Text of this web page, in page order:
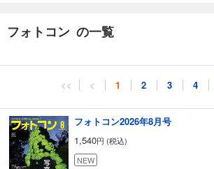
フォトコンG
186 「海外日記」 中原良友
010 風の写心気「徒（かち）」 立木義浩
028 瞬「喜友名諒」 水谷章人
030 季節の音色「春のトライアングル」 米 美知子
032 SOUL OF ANIMALS「シマフクロウ」 前川貴行
フォトコン の一覧
<< < 1 2 3 4
フォトコン2026年8月号
1,540円 (税込)
NEW